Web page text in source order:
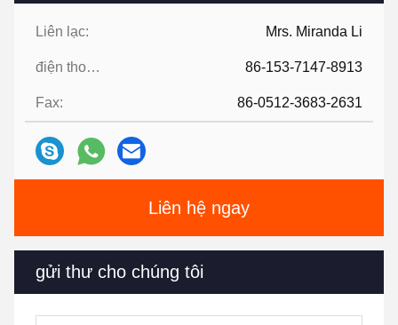
Liên lạc: Mrs. Miranda Li
điện thoại: 86-153-7147-8913
Fax: 86-0512-3683-2631
Liên hệ ngay
gửi thư cho chúng tôi